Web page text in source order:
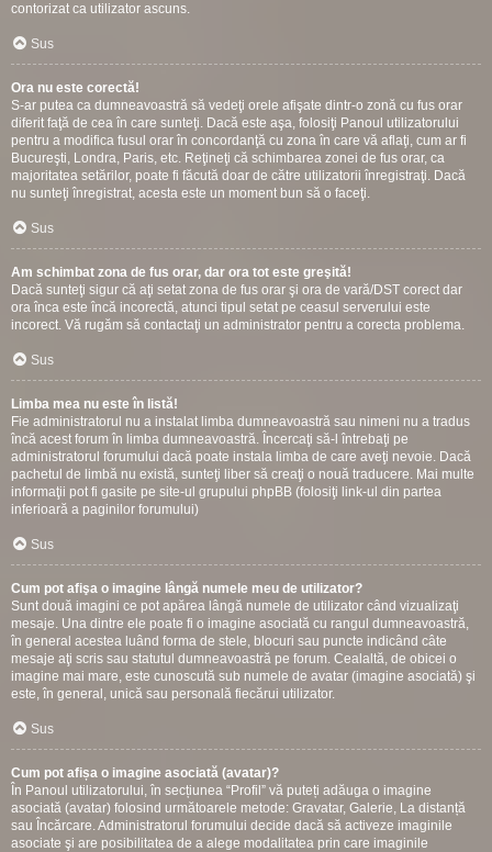
contorizat ca utilizator ascuns.
Sus
Ora nu este corectă!
S-ar putea ca dumneavoastră să vedeţi orele afişate dintr-o zonă cu fus orar
diferit faţă de cea în care sunteţi. Dacă este aşa, folosiţi Panoul utilizatorului
pentru a modifica fusul orar în concordanţă cu zona în care vă aflaţi, cum ar fi
Bucureşti, Londra, Paris, etc. Reţineţi că schimbarea zonei de fus orar, ca
majoritatea setărilor, poate fi făcută doar de către utilizatorii înregistraţi. Dacă
nu sunteţi înregistrat, acesta este un moment bun să o faceţi.
Sus
Am schimbat zona de fus orar, dar ora tot este greşită!
Dacă sunteţi sigur că aţi setat zona de fus orar şi ora de vară/DST corect dar
ora înca este încă incorectă, atunci tipul setat pe ceasul serverului este
incorect. Vă rugăm să contactaţi un administrator pentru a corecta problema.
Sus
Limba mea nu este în listă!
Fie administratorul nu a instalat limba dumneavoastră sau nimeni nu a tradus
încă acest forum în limba dumneavoastră. Încercaţi să-l întrebaţi pe
administratorul forumului dacă poate instala limba de care aveţi nevoie. Dacă
pachetul de limbă nu există, sunteţi liber să creaţi o nouă traducere. Mai multe
informaţii pot fi gasite pe site-ul grupului phpBB (folosiţi link-ul din partea
inferioară a paginilor forumului)
Sus
Cum pot afişa o imagine lângă numele meu de utilizator?
Sunt două imagini ce pot apărea lângă numele de utilizator când vizualizaţi
mesaje. Una dintre ele poate fi o imagine asociată cu rangul dumneavoastră,
în general acestea luând forma de stele, blocuri sau puncte indicând câte
mesaje aţi scris sau statutul dumneavoastră pe forum. Cealaltă, de obicei o
imagine mai mare, este cunoscută sub numele de avatar (imagine asociată) şi
este, în general, unică sau personală fiecărui utilizator.
Sus
Cum pot afișa o imagine asociată (avatar)?
În Panoul utilizatorului, în secțiunea “Profil” vă puteți adăuga o imagine
asociată (avatar) folosind următoarele metode: Gravatar, Galerie, La distanță
sau Încărcare. Administratorul forumului decide dacă să activeze imaginile
asociate şi are posibilitatea de a alege modalitatea prin care imaginile